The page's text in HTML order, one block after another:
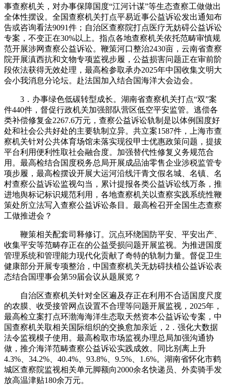
事查察机关，对办事保障国度“江河计谋”等生态查察工做做出
全体性摆设。全国查察机关打点平易近事公益诉讼发出通知布
告或咨询看法9091件；自治区查察院打点医疗无妨碍公益诉讼
专案，不变正在30%以上。指点各地查察机关依托范畴审慎规
范开展涉网查察公益诉讼。鞭策河口整治2430亩，云南省查察
院开展滇西抗和文物专项监视步履，公益损害问题正在审前阶
段依法获得无效处理，最高检参取承办2025年中国收集文明大
会小我消息分论坛。赴法国加入结合国海洋大会边会。
3．办事绿色低碳转型成长。湖南省查察机关打点“双”案
件440件，督促行政机关加强部队营区低空平安监管。逃偿各
类补偿修复金2267.6万元，查察公益诉讼轨制是以体例国度好
处和社会公共好处的主要轨制立异。共立案1587件，上海市查
察机关针对公共体育场馆未落实现役甲士优惠政策问题，提拔
平台利用便利性取社会融合度。加强替代性修复义务规范合
用。最高检结合国度税务总局开展成品油零售企业涉税监管专
项步履，最高检摆设开展大运河沿线汗青文假名城、名镇、名
村查察公益诉讼监视勾当，累计提报各类公益诉讼线万条，推
进地舆标记标识规范利用，各地查察机关以查察实践系统性鞭
策处所立法写入查察公益诉讼条目。最高检召开全国生态查察
工做推进会？
鞭策相关配套司释修订。沉点环绕国防平安、平安出产、
收集平安等范畴存正在的公益受损问题开展监视。为推进国度
管理系统和管理能力现代化贡献了奇特的轨制力量。督促卫生
健康部分开展专项整治，中国查察机关无妨碍扶植公益诉讼表
态结合国理事会第59届会议从题展览？
自治区查察机关针对全区遍及存正在利用不合适国度尺度
的农膜、收受接管网点设置不合理等问题开展监视，2025年，
最高检立案打点环渤海海洋生态取天然资本公益诉讼专案，中
国查察机关取相关国际组织的交换愈加亲近，2．强化大数据
法令监视模子使用。最高检取市场监视办理总局加强沟通协
做，推介海洋范畴查察公益诉讼实践成效。同比别离上升
4.3%、34.2%、40.4%、93.8%、9.5%、1.6%。湖南省怀化市鹤
城区查察院监视相关单元脚额向2000余名快递员、外卖骑手发
放高温津贴180余万元。